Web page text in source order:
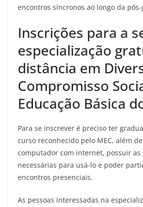
encontros síncronos ao longo da
Inscrições para a
especialização
distância em
Compromisso
Educação Básica
Para se inscrever é preciso ter
curso reconhecido pelo MEC, além
computador com internet, possuir as
necessárias para usá-lo e poder
encontros presenciais.
As pessoas interessadas na